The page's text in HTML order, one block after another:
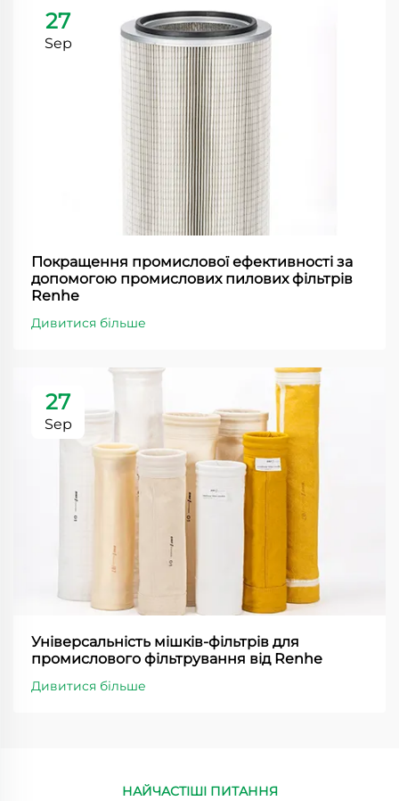
27
Sep
Покращення промислової ефективності за
допомогою промислових пилових фільтрів
Renhe
Дивитися більше
27
Sep
Універсальність мішків-фільтрів для
промислового фільтрування від Renhe
Дивитися більше
НАЙЧАСТІШІ ПИТАННЯ